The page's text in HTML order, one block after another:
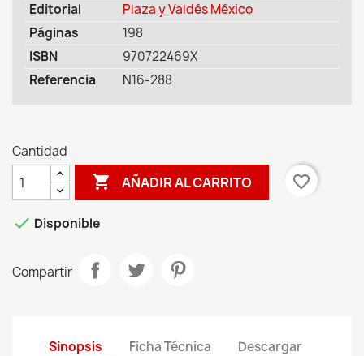
Editorial
Plaza y Valdés México
Páginas
198
ISBN
970722469X
Referencia
N16-288
Cantidad
 AÑADIR AL CARRITO favorite_border
 Disponible
Compartir
Sinopsis Ficha Técnica Descargar